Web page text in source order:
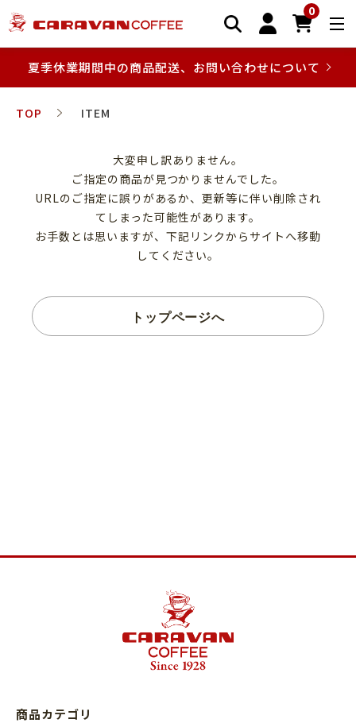
0
夏季休業期間中の商品配送、お問い合わせについて
TOP ITEM
大変申し訳ありません。
ご指定の商品が見つかりませんでした。
URLのご指定に誤りがあるか、更新等に伴い削除され
てしまった可能性があります。
お手数とは思いますが、下記リンクからサイトへ移動
してください。
トップページへ
商品カテゴリ